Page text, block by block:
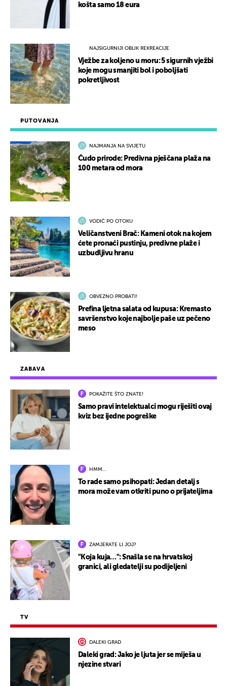
ZABAVA
POKAŽITE ŠTO ZNATE!
Samo pravi intelektualci mogu riješiti ovaj
kviz bez ijedne pogreške
HMM…
To rade samo psihopati: Jedan detalj s
mora može vam otkriti puno o prijateljima
ZAMJERATE LI JOJ?
"Koja kuja…": Snašla se na hrvatskoj
granici, ali gledatelji su podijeljeni
TV
DALEKI GRAD
Daleki grad: Jako je ljuta jer se miješa u
njezine stvari
PUTOVANJA
NAJMANJA NA SVIJETU
Čudo prirode: Predivna pješčana plaža na
100 metara od mora
VODIČ PO OTOKU
Veličanstveni Brač: Kameni otok na kojem
ćete pronaći pustinju, predivne plaže i
uzbudljivu hranu
OBVEZNO PROBATI!
Prefina ljetna salata od kupusa: Kremasto
savršenstvo koje najbolje paše uz pečeno
meso
košta samo 18 eura
NAJSIGURNIJI OBLIK REKREACIJE
Vježbe za koljeno u moru: 5 sigurnih vježbi
koje mogu smanjiti bol i poboljšati
pokretljivost